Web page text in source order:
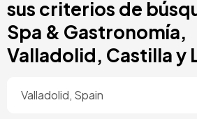
principal
sus criterios de
Spa & Gastronomía,
Valladolid, Castilla y